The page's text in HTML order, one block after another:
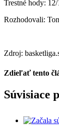
Trestné hody:
Rozhodovali:
Zdroj:
Zdieľať tento
Facebook
Twitter
Súvisiace